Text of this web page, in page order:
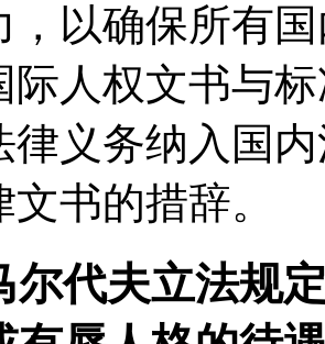
，以确保所有
际人权文书与
律义务纳入国
文书的措辞。
尔代夫立法规